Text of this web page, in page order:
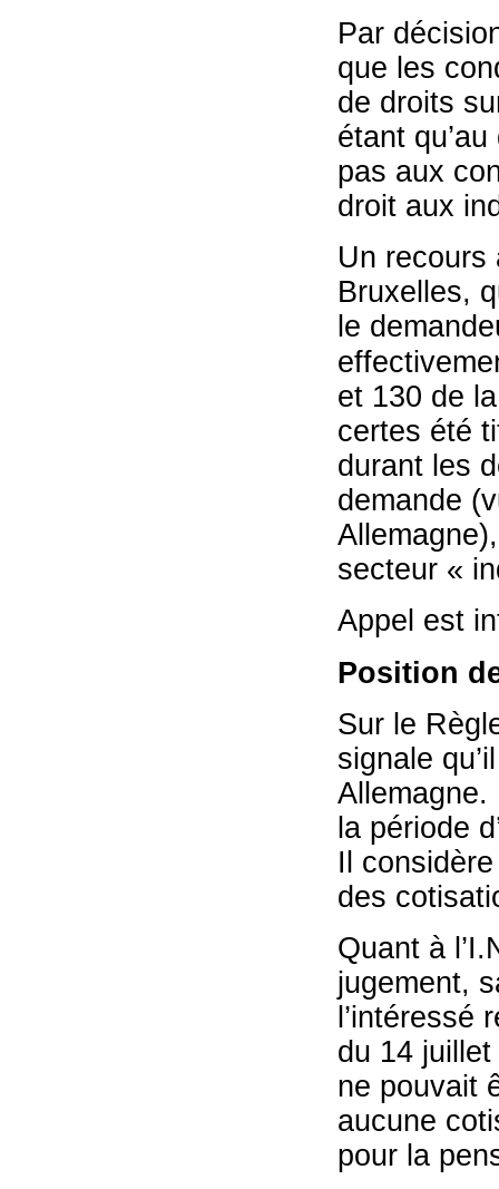
Par
que les
de droits
étant
pas aux
droit aux
Un recours
Bruxelles,
le
et 130 de
certes été
durant les
demande
secteur «
Appel est
Position
Sur le
signale
Allemagne.
la période
Il
des
Quant à
jugement,
l’intéressé
du 14
ne pouvait
aucune
pour la